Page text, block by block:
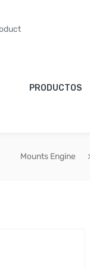
PRODUCTOS
Mounts Engine